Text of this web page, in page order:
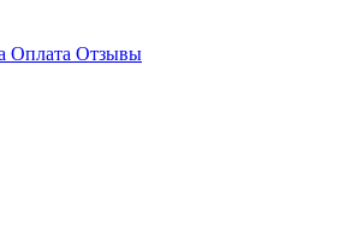
Оплата Отзывы